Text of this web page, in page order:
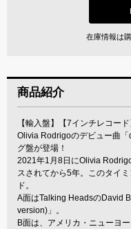
在庫情報は
商品紹介
【輸入盤】【7インチレコード
Olivia Rodrigoのデビュー曲
グ盤が登場！
2021年1月8日にOlivia
スされてから5年。このタイ
ド。
A面はTalking HeadsのDavid
version)」。
B面は、アメリカ・ニューヨ